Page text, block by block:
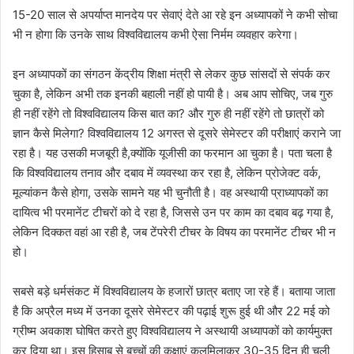
15-20 साल से अपर्याप्त मानदेय पर सेवाएं देते आ रहे इन अध्यापकों ने कभी सोचा
भी न होगा कि उनके साथ विश्वविद्यालय कभी ऐसा निर्मम व्यवहार करेगा।
इन अध्यापकों का संगठन केंद्रीय शिक्षा मंत्री से लेकर कुछ सांसदों से संपर्क कर
चुका है, लेकिन अभी तक इनकी बहाली नहीं हो पायी है। अब आप सोचिए, जब गुरु
ही नहीं रहेंगे तो विश्वविद्यालय किस बात का? और गुरु ही नहीं रहेंगे तो छात्रों को
ज्ञान कैसे मिलेगा? विश्वविद्यालय 12 अगस्त से दूसरे सेमेस्टर की परीक्षाएं कराने जा
रहा है। यह उसकी मजबूरी है,क्योंकि यूजीसी का फरमान आ चुका है। पता चला है
कि विश्वविद्यालय तनाव और दबाव में व्यवस्था कर रहा है, लेकिन प्रोजेक्ट वर्क,
मूल्यांकन कैसे होगा, उसके सामने यह भी चुनौती है। वह अस्थायी प्राध्यापकों का
दायित्व भी परमानेंट टीचरों को दे रहा है, जिससे उन पर काम का दबाव बढ़ गया है,
लेकिन दिक्कत वहां आ रही है, जब टेंपरेरी टीचर के विषय का परमानेंट टीचर भी न
हो।
सबसे बड़े धर्मसंकट में विश्वविद्यालय के हजारों छात्र बताए जा रहे हैं। बताया जाता
है कि अप्रैल मध्य में उनका दूसरे सेमेस्टर की पढ़ाई शुरू हुई थी और 22 मई को
ग्रीष्म अवकाश घोषित करते हुए विश्वविद्यालय ने अस्थायी अध्यापकों को कार्यमुक्त
कर दिया था। इस हिसाब से बच्चों की कक्षाएं कुलमिलाकर 30-35 दिन ही चली